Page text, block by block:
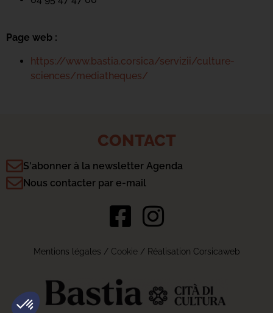
Page web :
https://www.bastia.corsica/servizii/culture-
sciences/mediatheques/
CONTACT
S'abonner à la newsletter Agenda
Nous contacter par e-mail
Mentions légales / Cookie/ Réalisation Corsicaweb